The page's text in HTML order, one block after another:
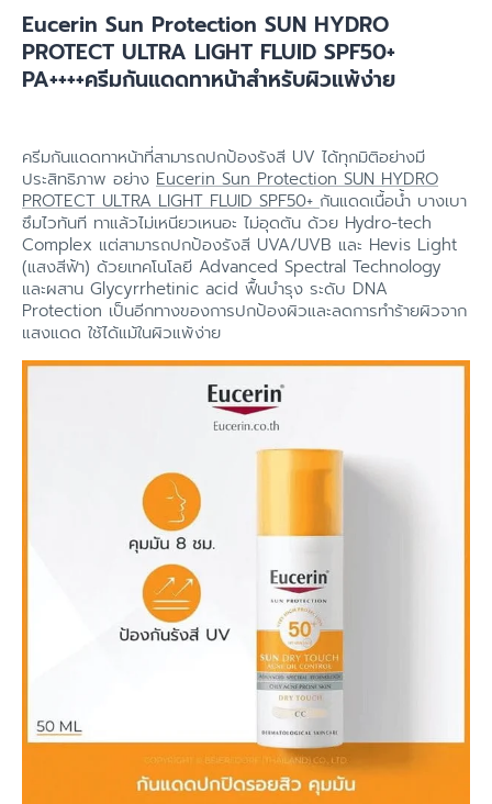
Eucerin Sun Protection SUN HYDRO
PROTECT ULTRA LIGHT FLUID SPF50+
PA++++ครีมกันแดดทาหน้าสำหรับผิวแพ้ง่าย
ครีมกันแดดทาหน้าที่สามารถปกป้องรังสี UV ได้ทุกมิติอย่างมี
ประสิทธิภาพ อย่าง Eucerin Sun Protection SUN HYDRO
PROTECT ULTRA LIGHT FLUID SPF50+ กันแดดเนื้อน้ำ บางเบา
ซึมไวทันที ทาแล้วไม่เหนียวเหนอะ ไม่อุดตัน ด้วย Hydro-tech
Complex แต่สามารถปกป้องรังสี UVA/UVB และ Hevis Light
(แสงสีฟ้า) ด้วยเทคโนโลยี Advanced Spectral Technology
และผสาน Glycyrrhetinic acid ฟื้นบำรุง ระดับ DNA
Protection เป็นอีกทางของการปกป้องผิวและลดการทำร้ายผิวจาก
แสงแดด ใช้ได้แม้ในผิวแพ้ง่าย